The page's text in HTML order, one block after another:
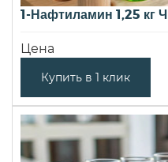
1-Нафтиламин 1,25 кг Ч
Цена
Купить в 1 клик